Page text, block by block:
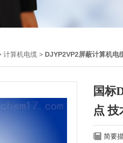
计算机电缆 > DJYP2VP2屏蔽计算机电
国标
点 技
简要